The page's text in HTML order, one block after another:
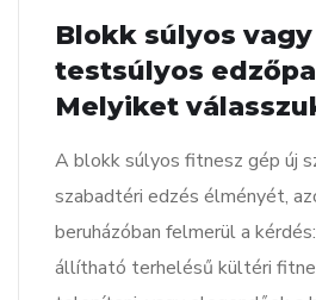
Blokk súlyos
testsúlyos
Melyiket
A blokk súlyos fitnesz gép új
szabadtéri edzés élményét,
beruházóban felmerül a
állítható terhelésű kültéri